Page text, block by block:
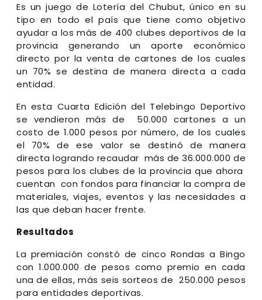
Es un juego de Lotería del Chubut, único en su
tipo en todo el país que tiene como objetivo
ayudar a los más de 400 clubes deportivos de la
provincia generando un aporte económico
directo por la venta de cartones de los cuales
un 70% se destina de manera directa a cada
entidad.
En esta Cuarta Edición del Telebingo Deportivo
se vendieron más de 50.000 cartones a un
costo de 1.000 pesos por número, de los cuales
el 70% de ese valor se destinó de manera
directa logrando recaudar más de 36.000.000 de
pesos para los clubes de la provincia que ahora
cuentan con fondos para financiar la compra de
materiales, viajes, eventos y las necesidades a
las que deban hacer frente.
Resultados
La premiación constó de cinco Rondas a Bingo
con 1.000.000 de pesos como premio en cada
una de ellas, más seis sorteos de 250.000 pesos
para entidades deportivas.